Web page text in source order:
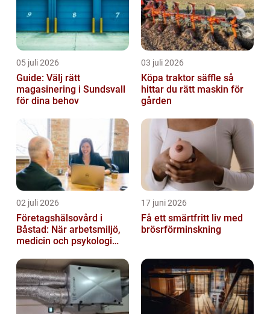
05 juli 2026
Guide: Välj rätt
magasinering i Sundsvall
för dina behov
03 juli 2026
Köpa traktor säffle så
hittar du rätt maskin för
gården
02 juli 2026
Företagshälsovård i
Båstad: När arbetsmiljö,
medicin och psykologi
17 juni 2026
Få ett smärtfritt liv med
brösrförminskning